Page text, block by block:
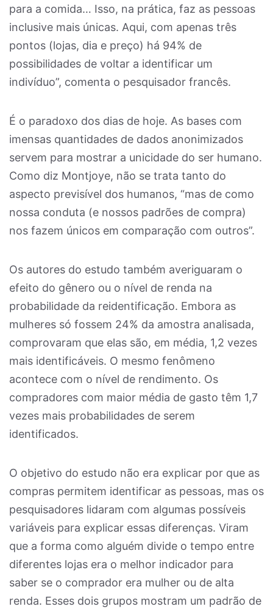
para a comida… Isso, na prática, faz as pessoas
inclusive mais únicas. Aqui, com apenas três
pontos (lojas, dia e preço) há 94% de
possibilidades de voltar a identificar um
indivíduo”, comenta o pesquisador francês.
É o paradoxo dos dias de hoje. As bases com
imensas quantidades de dados anonimizados
servem para mostrar a unicidade do ser humano.
Como diz Montjoye, não se trata tanto do
aspecto previsível dos humanos, “mas de como
nossa conduta (e nossos padrões de compra)
nos fazem únicos em comparação com outros”.
Os autores do estudo também averiguaram o
efeito do gênero ou o nível de renda na
probabilidade da reidentificação. Embora as
mulheres só fossem 24% da amostra analisada,
comprovaram que elas são, em média, 1,2 vezes
mais identificáveis. O mesmo fenômeno
acontece com o nível de rendimento. Os
compradores com maior média de gasto têm 1,7
vezes mais probabilidades de serem
identificados.
O objetivo do estudo não era explicar por que as
compras permitem identificar as pessoas, mas os
pesquisadores lidaram com algumas possíveis
variáveis para explicar essas diferenças. Viram
que a forma como alguém divide o tempo entre
diferentes lojas era o melhor indicador para
saber se o comprador era mulher ou de alta
renda. Esses dois grupos mostram um padrão de